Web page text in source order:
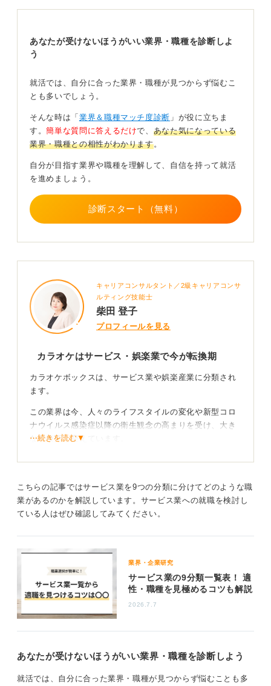
的に大きな打撃を受けましたが、ここ数年はエンターテ
インメント×テクノロジーの掛け算によって、再び注目さ
たとえばAI（人工知能）による採点機能、スマートフォ
ンとの連動あるいは個室をワークスペースや配信スタジ
オとして活用するなど、歌う以外の付加価値を持たせた
新しいサービスが次々と生まれています。
単に「歌うだけの空間」から「エンタメを体験・デザイ
ンできる空間」へと変化してきているのです。
学生の就職活動においてはこのサービスを今後どう進化
させていきたいか、人を楽ませる先にどんな価値を届け
たいかという視点を持つと良いかと思います。
あなたが受けないほうがいい業界・職種を診断しよ
う
就活では、自分に合った業界・職種が見つからず悩むこ
とも多いでしょう。
そんな時は「 業界＆職種マッチ度診断 」が役に立ちま
す。簡単な質問に答えるだけで、 あなた気になっている
業界・職種との相性がわかります。
自分が目指す業界や職種を理解して、自信を持って就活
を進めましょう。
診断スタート（無料）
キャリアコンサルタント／2級キャリアコンサ
ルティング技能士
柴田 登子
プロフィールを見る
カラオケはサービス・娯楽業で今が転換期
カラオケボックスは、サービス業や娯楽産業に分類され
ます。
この業界は今、人々のライフスタイルの変化や新型コロ
ナウイルス感染症以降の衛生観念の高まりを受け、大き
な転換期を迎えています。
みんなで歌うことに対して、抵抗感がある人が増えてい
るというハードルを乗り越える必要があるのです。
新たな価値を創出するアイデアで勝負しよう
たとえば食事メニューを充実させてレストランとしての
魅力を高めたり（シダックス）、個室という利点を活か
してコワーキングスペースやパーティ会場として活用し
たり（パセラ）する動きが活発化しています。
アイデアや視点をもつことが成功の鍵となるでしょう。
ど新しい使い方を開拓していくことが期待されます。
⋯続きを読む▼
こちらの記事ではサービス業を9つの分類に分けてどのような職
業があるのかを解説しています。サービス業への就職を検討し
ている人はぜひ確認してみてください。
業界・企業研究
サービス業の9分類一覧表！ 適
性・職種を見極めるコツも解説
2026.7.7
あなたが受けないほうがいい業界・職種を診断しよう
就活では、自分に合った業界・職種が見つからず悩むことも多